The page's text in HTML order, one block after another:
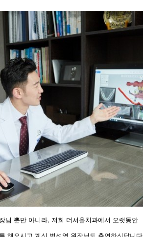
님 뿐만 아니라, 저희 더서울치과에서 오랫동안